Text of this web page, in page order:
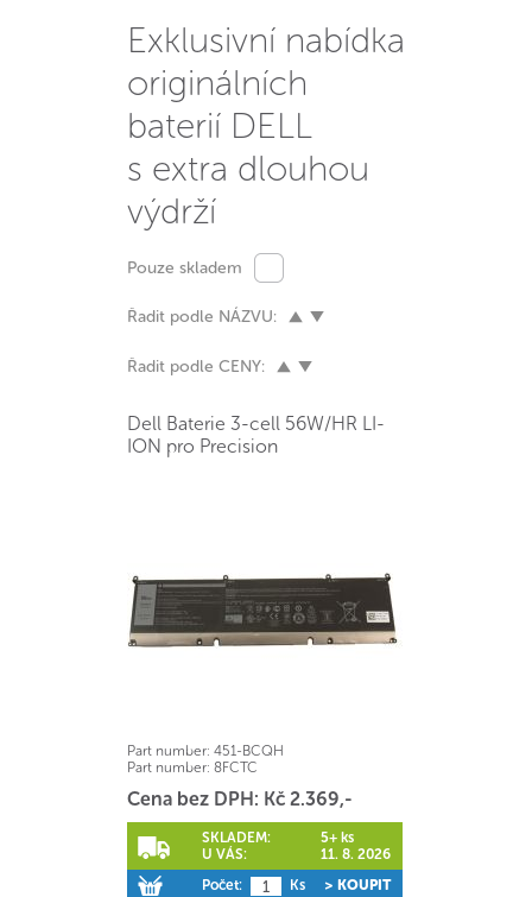
Exklusivní nabídka
originálních
baterií DELL
s extra dlouhou
výdrží
Pouze skladem
Řadit podle NÁZVU:
Řadit podle CENY:
Dell Baterie 3-cell 56W/HR LI-
ION pro Precision
Part number: 451-BCQH
Part number: 8FCTC
Cena bez DPH: Kč 2.369,-
SKLADEM:
5+ ks
U VÁS:
11. 8. 2026
Počet:
Ks > KOUPIT